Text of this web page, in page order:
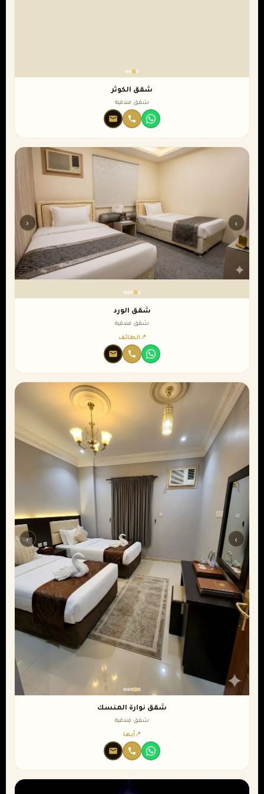
شقق الكوثر
شقق فندقية
›
‹
شقق الورد
شقق فندقية
الطائف
›
‹
شقق نوارة المنسك
شقق فندقية
أبها